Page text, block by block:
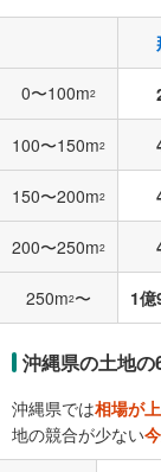
0〜100m2
100〜150m2
150〜200m2
200〜250m2
250m2〜 1
沖縄県の土地
沖縄県では相場が
地の競合が少ない